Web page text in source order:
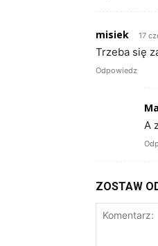
misiek 17
Trzeba się
Odpowiedz
A
ZOSTAW